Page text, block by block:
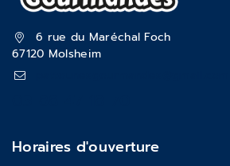
6 rue du Maréchal Foch
67120 Molsheim
Horaires d'ouverture